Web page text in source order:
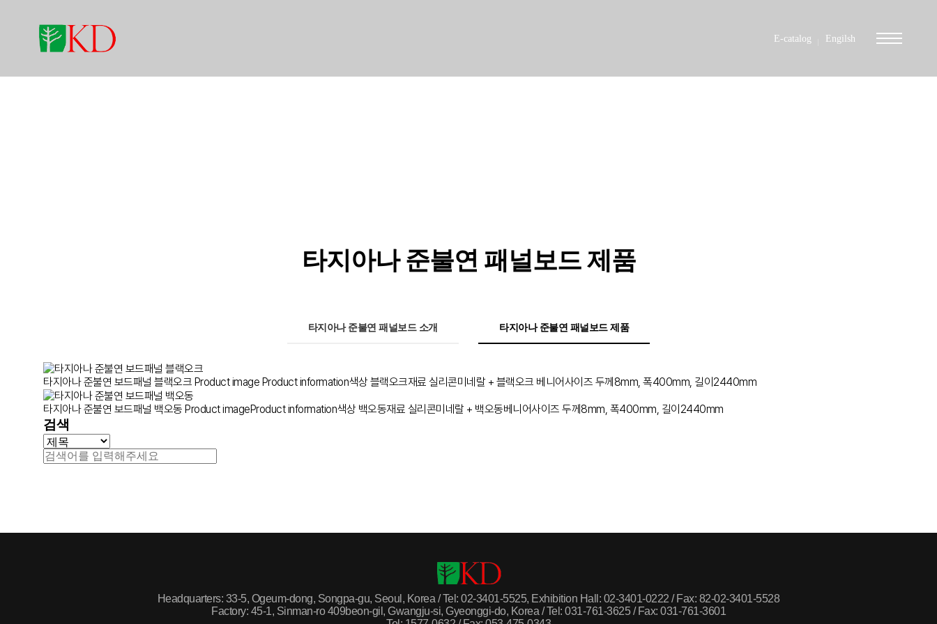
E-catalog Engilsh
타지아나 준불연 패널보드 제품
타지아나 준불연 패널보드 소개 타지아나 준불연 패널보드 제품
타지아나 준불연 보드패널 블랙오크 Product image Product information색상 블랙오크재료 실리콘미네랄 + 블랙오크 베니어사이즈 두께8mm, 폭400mm, 길이2440mm
타지아나 준불연 보드패널 백오동 Product imageProduct information색상 백오동재료 실리콘미네랄 + 백오동베니어사이즈 두께8mm, 폭400mm, 길이2440mm
검색
Headquarters: 33-5, Ogeum-dong, Songpa-gu, Seoul, Korea / Tel: 02-3401-5525, Exhibition Hall: 02-3401-0222 / Fax: 82-02-3401-5528
Factory: 45-1, Sinman-ro 409beon-gil, Gwangju-si, Gyeonggi-do, Korea / Tel: 031-761-3625 / Fax: 031-761-3601